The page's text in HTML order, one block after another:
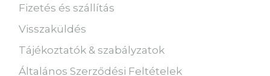
Fizetés és szállítás
Visszaküldés
Tájékoztatók & szabályzatok
Általános Szerződési Feltételek